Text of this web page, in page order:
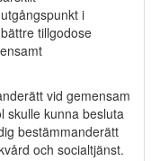
i
tillgodose
vid gemensam
skulle kunna besluta
bestämmanderätt
och socialtjänst.